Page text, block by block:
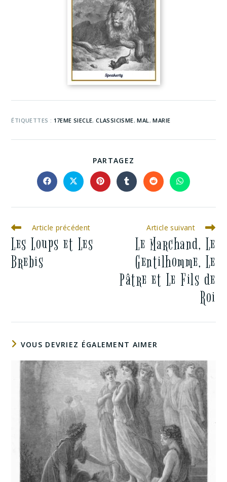
ÉTIQUETTES : 17EME SIECLE, CLASSICISME, MAL , MARIE
PARTAGEZ
Article précédent
Les Loups et Les
Brebis
Article suivant
Le Marchand, Le
Gentilhomme, Le
Pâtre et Le Fils de
Roi
VOUS DEVRIEZ ÉGALEMENT AIMER